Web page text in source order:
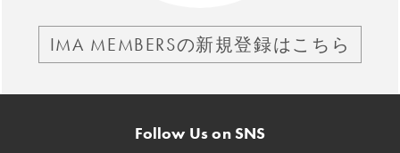
IMA MEMBERSの新規登録はこちら
Follow Us on SNS